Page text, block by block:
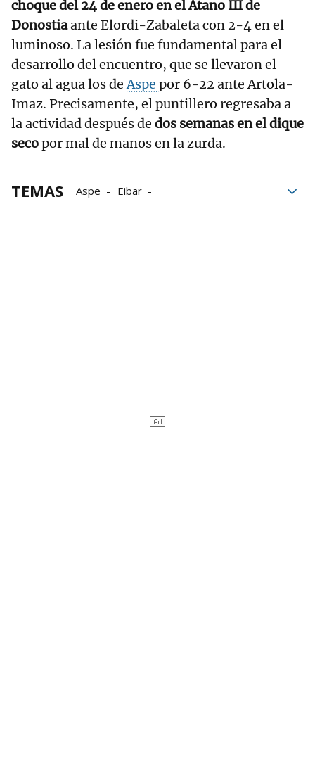
choque del 24 de enero en el Atano III de
Donostiaante Elordi-Zabaleta con 2-4 en el
luminoso. La lesión fue fundamental para el
desarrollo del encuentro, que se llevaron el
gato al agua los deAspe por 6-22 ante Artola-
Imaz. Precisamente, el puntillero regresaba a
la actividad después de dos semanas en el dique
secopor mal de manos en la zurda.
TEMAS Aspe
Eibar